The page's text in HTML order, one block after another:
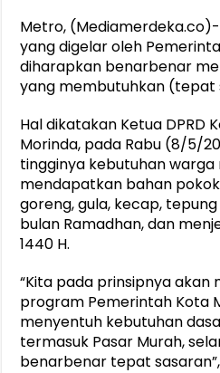
Metro,
yang digelar oleh
diharapkan benarbenar
yang membutuhkan (tepat
Hal dikatakan Ketua DPRD
Morinda, pada Rabu (8/5/
tingginya kebutuhan
mendapatkan bahan
goreng, gula, kecap,
bulan Ramadhan, dan
1440 H.
“Kita pada prinsipnya
program Pemerintah Kota
menyentuh kebutuhan
termasuk Pasar Murah,
benarbenar tepat